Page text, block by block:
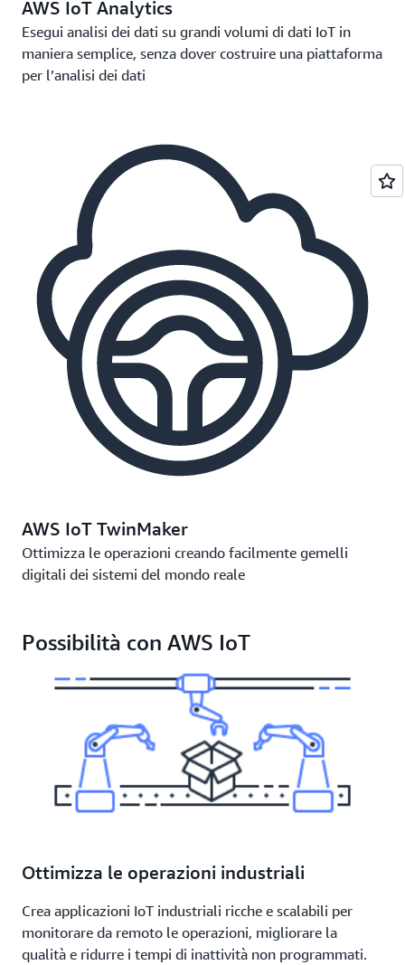
AWS IoT Analytics
Esegui analisi dei dati su grandi volumi di dati IoT in
maniera semplice, senza dover costruire una piattaforma
per l’analisi dei dati
AWS IoT TwinMaker
Ottimizza le operazioni creando facilmente gemelli
digitali dei sistemi del mondo reale
Possibilità con AWS IoT
Ottimizza le operazioni industriali
Crea applicazioni IoT industriali ricche e scalabili per
monitorare da remoto le operazioni, migliorare la
qualità e ridurre i tempi di inattività non programmati.